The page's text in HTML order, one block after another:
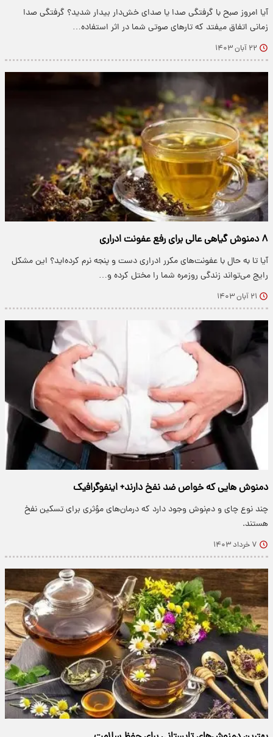
آیا امروز صبح با گرفتگی صدا یا صدای خش‌دار بیدار شدید؟ گرفتگی صدا
زمانی اتفاق میفتد که تارهای صوتی شما در اثر استفاده…
۲۲ آبان ۱۴۰۳
۸ دمنوش گیاهی عالی برای رفع عفونت ادراری
آیا تا به حال با عفونت‌های مکرر ادراری دست و پنجه نرم کرده‌اید؟ این مشکل
رایج می‌تواند زندگی روزمره شما را مختل کرده و…
۲۱ آبان ۱۴۰۳
دمنوش هایی که خواص ضد نفخ دارند+ اینفوگرافیک
چند نوع چای و دم‌نوش وجود دارد که درمان‌های مؤثری برای تسکین نفخ
هستند.
۷ خرداد ۱۴۰۳